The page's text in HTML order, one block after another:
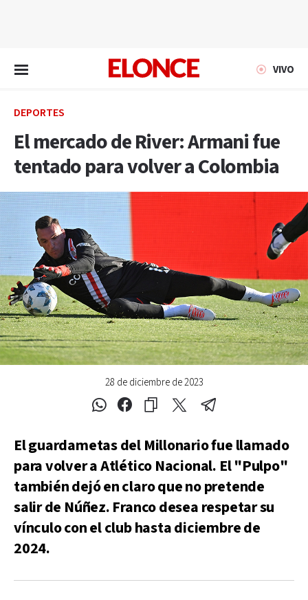
VIVO
DEPORTES
El mercado de River: Armani fue
tentado para volver a Colombia
28 de diciembre de 2023
El guardametas del Millonario fue llamado
para volver a Atlético Nacional. El "Pulpo"
también dejó en claro que no pretende
salir de Núñez. Franco desea respetar su
vínculo con el club hasta diciembre de
2024.